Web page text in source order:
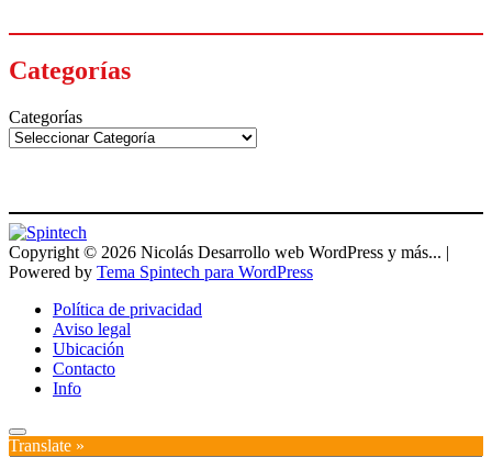
Categorías
Categorías
Copyright © 2026 Nicolás Desarrollo web WordPress y más... |
Powered by Tema Spintech para WordPress
Política de privacidad
Aviso legal
Ubicación
Contacto
Info
Translate »